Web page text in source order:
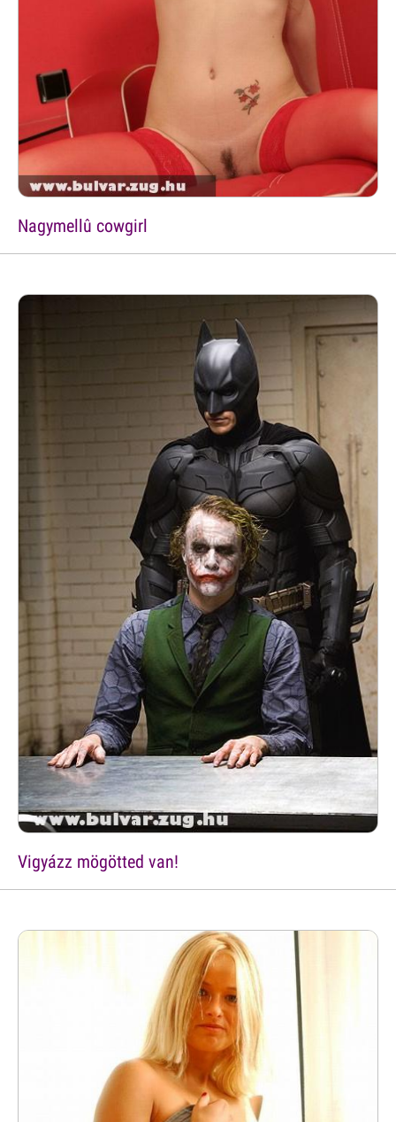
Nagymellû cowgirl
Vigyázz mögötted van!